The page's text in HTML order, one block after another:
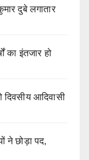
दुबे लगातार
का इंतजार हो
दिवसीय आदिवासी
ने छोड़ा पद,